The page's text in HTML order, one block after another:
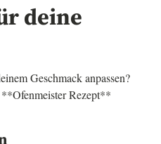
deine
Geschmack anpassen?
Rezept**